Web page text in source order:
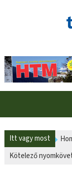
Itt vagy most
Kötelező